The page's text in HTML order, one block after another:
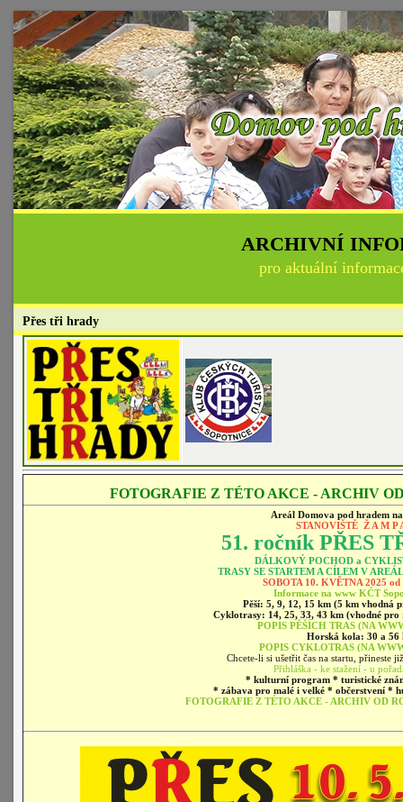
ARCHIVNÍ
pro aktuální
Přes tři hrady
FOTOGRAFIE Z TÉTO AKCE - ARCHIV
Areál Domova pod hradem
STANOVIŠTĚ Ž A M P
51. ročník PŘES
DÁLKOVÝ POCHOD a
TRASY SE STARTEM A CÍLEM V
SOBOTA 10. KVĚTNA 2025
Informace na www KČT
Pěší: 5, 9, 12, 15 km (5 km vhodná
Cyklotrasy: 14, 25, 33, 43 km (vhodné
POPIS PĚŠÍCH TRAS (NA
Horská kola: 30 a 56
POPIS CYKLOTRAS (NA
Chcete-li si ušetřit čas na startu, přineste
Přihláška - ke stažení - u
* kulturní program * turistické
* zábava pro malé i velké * občerstvení *
FOTOGRAFIE Z TÉTO AKCE - ARCHIV OD